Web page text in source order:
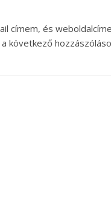
címem, és
következő